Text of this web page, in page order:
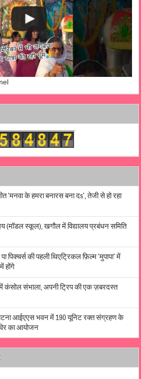
‘मनवा के हमरा बनारस बना दs’, तेजी से हो रहा
(मॉडल स्कूल), खगौल में विद्यालय प्रबंधन समिति
पिक्चर्स की पहली थिएट्रिकल फ़िल्म ‘मुपापा’ में
होंगे
कंसोल संभाला, अपनी ट्रिप की एक ज़बरदस्त
पटना आईएएस भवन में 190 यूनिट रक्त संग्रहण के
का आयोजन